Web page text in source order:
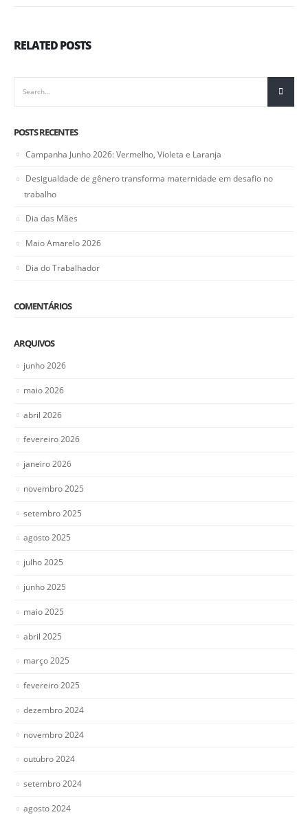
RELATEDPOSTS
POSTS RECENTES
Campanha Junho 2026: Vermelho, Violeta e Laranja
Desigualdade de gênero transforma maternidade em desafio no
trabalho
Dia das Mães
Maio Amarelo 2026
Dia do Trabalhador
COMENTÁRIOS
ARQUIVOS
junho 2026
maio 2026
abril 2026
fevereiro 2026
janeiro 2026
novembro 2025
setembro 2025
agosto 2025
julho 2025
junho 2025
maio 2025
abril 2025
março 2025
fevereiro 2025
dezembro 2024
novembro 2024
outubro 2024
setembro 2024
agosto 2024